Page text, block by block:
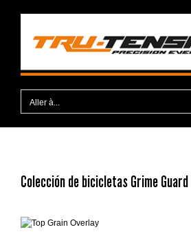
Aller à...
Colección de bicicletas Grime Guard